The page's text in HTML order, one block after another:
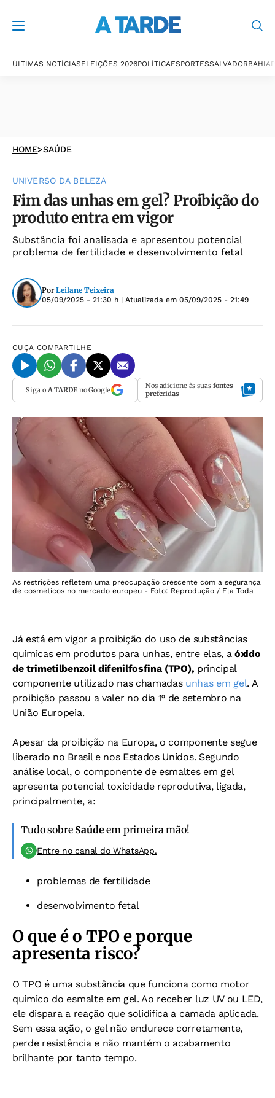
ÚLTIMAS NOTÍCIASELEIÇÕES 2026POLÍTICAESPORTESSALVADORBAHIA
HOME>SAÚDE
UNIVERSO DA BELEZA
Fim das unhas em gel? Proibição do
produto entra em vigor
Substância foi analisada e apresentou potencial
problema de fertilidade e desenvolvimento fetal
Por Leilane Teixeira
05/09/2025 - 21:30 h | Atualizada em 05/09/2025 - 21:49
OUÇA COMPARTILHE
Siga o A TARDEno Google Nos adicione às suas fontes
preferidas
As restrições refletem uma preocupação crescente com a segurança
de cosméticos no mercado europeu - Foto: Reprodução / Ela Toda
Já está em vigor a proibição do uso de substâncias
químicas em produtos para unhas, entre elas, a óxido
de trimetilbenzoil difenilfosfina (TPO), principal
componente utilizado nas chamadas unhas em gel. A
proibição passou a valer no dia 1º de setembro na
União Europeia.
Apesar da proibição na Europa, o componente segue
liberado no Brasil e nos Estados Unidos. Segundo
análise local, o componente de esmaltes em gel
apresenta potencial toxicidade reprodutiva, ligada,
principalmente, a:
Tudo sobre Saúdeem primeira mão!
Entre no canal do WhatsApp.
problemas de fertilidade
desenvolvimento fetal
O que é o TPO e porque
apresenta risco?
O TPO é uma substância que funciona como motor
químico do esmalte em gel. Ao receber luz UV ou LED,
ele dispara a reação que solidifica a camada aplicada.
Sem essa ação, o gel não endurece corretamente,
perde resistência e não mantém o acabamento
brilhante por tanto tempo.